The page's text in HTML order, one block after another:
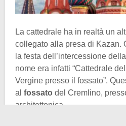
La cattedrale ha in realtà un
collegato alla presa di Kazan.
la festa dell’intercessione
nome era infatti “Cattedrale
Vergine presso il fossato”.
al fossato del Cremlino,
architettonica.